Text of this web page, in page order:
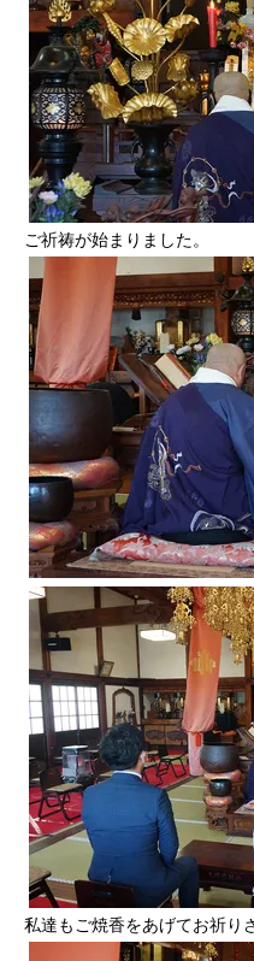
ご祈祷が始まりました。
私達もご焼香をあげてお祈り